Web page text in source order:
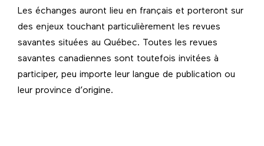
Les échanges auront lieu en français et porteront sur
des enjeux touchant particulièrement les revues
savantes situées au Québec. Toutes les revues
savantes canadiennes sont toutefois invitées à
participer, peu importe leur langue de publication ou
leur province d’origine.